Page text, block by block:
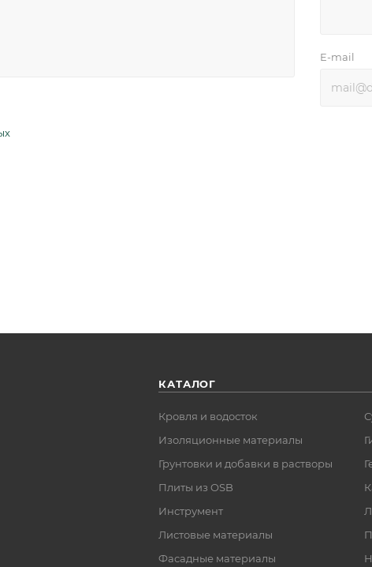
E-mail
КАТАЛОГ
Кровля и водосток
Изоляционные материалы
Грунтовки и добавки в растворы
Плиты из OSB
Инструмент
Листовые материалы
Фасадные материалы